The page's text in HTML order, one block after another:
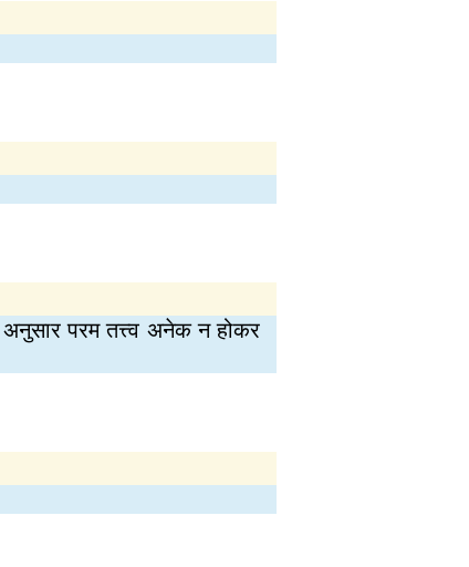
अनुसार परम तत्त्व अनेक न होकर